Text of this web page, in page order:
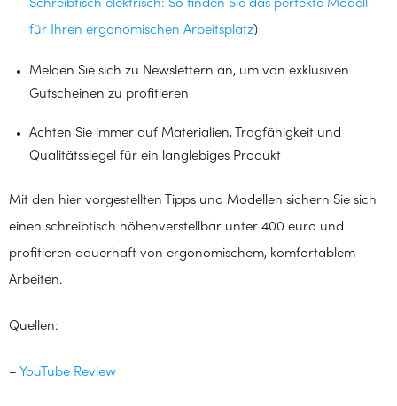
Schreibtisch elektrisch: So finden Sie das perfekte Modell
für Ihren ergonomischen Arbeitsplatz)
Melden Sie sich zu Newslettern an, um von exklusiven
Gutscheinen zu profitieren
Achten Sie immer auf Materialien, Tragfähigkeit und
Qualitätssiegel für ein langlebiges Produkt
Mit den hier vorgestellten Tipps und Modellen sichern Sie sich
einen schreibtisch höhenverstellbar unter 400 euro und
profitieren dauerhaft von ergonomischem, komfortablem
Arbeiten.
Quellen:
– YouTube Review